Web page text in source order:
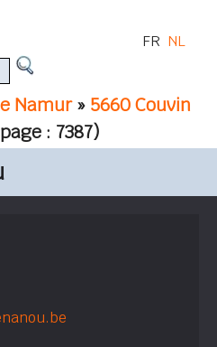
Namur» 5660 Couvin
: 7387)
FR NL